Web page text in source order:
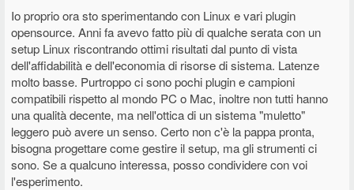
Io proprio ora sto sperimentando con Linux e vari plugin
opensource. Anni fa avevo fatto più di qualche serata con un
setup Linux riscontrando ottimi risultati dal punto di vista
dell'affidabilità e dell'economia di risorse di sistema. Latenze
molto basse. Purtroppo ci sono pochi plugin e campioni
compatibili rispetto al mondo PC o Mac, inoltre non tutti hanno
una qualità decente, ma nell'ottica di un sistema "muletto"
leggero può avere un senso. Certo non c'è la pappa pronta,
bisogna progettare come gestire il setup, ma gli strumenti ci
sono. Se a qualcuno interessa, posso condividere con voi
l'esperimento.